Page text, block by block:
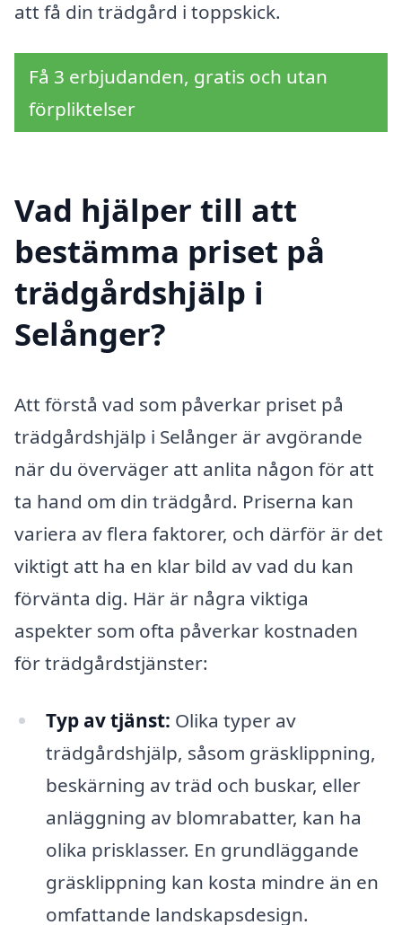
att få din trädgård i toppskick.
Få 3 erbjudanden, gratis och utan
förpliktelser
Vad hjälper till att
bestämma priset på
trädgårdshjälp i
Selånger?
Att förstå vad som påverkar priset på
trädgårdshjälp i Selånger är avgörande
när du överväger att anlita någon för att
ta hand om din trädgård. Priserna kan
variera av flera faktorer, och därför är det
viktigt att ha en klar bild av vad du kan
förvänta dig. Här är några viktiga
aspekter som ofta påverkar kostnaden
för trädgårdstjänster:
Typ av tjänst: Olika typer av
trädgårdshjälp, såsom gräsklippning,
beskärning av träd och buskar, eller
anläggning av blomrabatter, kan ha
olika prisklasser. En grundläggande
gräsklippning kan kosta mindre än en
omfattande landskapsdesign.